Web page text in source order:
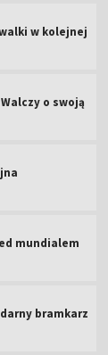
w kolejnej
o swoją
mundialem
bramkarz